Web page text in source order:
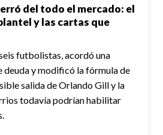
del todo el mercado: el
y las cartas que
futbolistas, acordó una
deuda y modificó la fórmula de
salida de Orlando Gill y la
todavía podrían habilitar